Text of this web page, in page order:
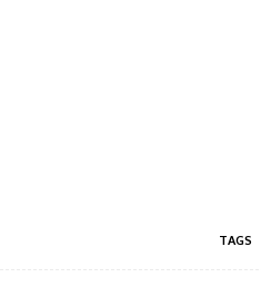
TAGS